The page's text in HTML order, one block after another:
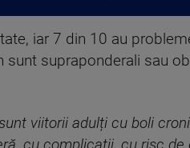
iar 7 din 10 au
supraponderali sau
viitorii adulți cu boli